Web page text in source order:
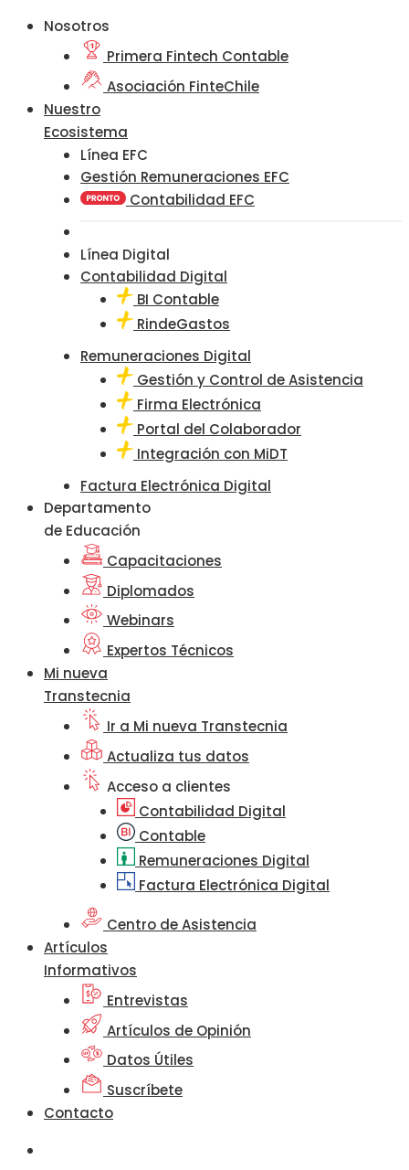
Nosotros
Primera Fintech Contable
Asociación FinteChile
Nuestro
Ecosistema
Línea EFC
Gestión Remuneraciones EFC
Contabilidad EFC
Línea Digital
Contabilidad Digital
BI Contable
RindeGastos
Remuneraciones Digital
Gestión y Control de Asistencia
Firma Electrónica
Portal del Colaborador
Integración con MiDT
Factura Electrónica Digital
Departamento
de Educación
Capacitaciones
Diplomados
Webinars
Expertos Técnicos
Mi nueva
Transtecnia
Ir a Mi nueva Transtecnia
Actualiza tus datos
Acceso a clientes
Contabilidad Digital
Contable
Remuneraciones Digital
Factura Electrónica Digital
Centro de Asistencia
Artículos
Informativos
Entrevistas
Artículos de Opinión
Datos Útiles
Suscríbete
Contacto